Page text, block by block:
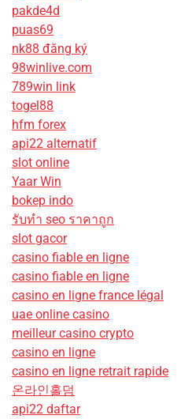
pakde4d
puas69
nk88 đăng ký
98winlive.com
789win link
togel88
hfm forex
api22 alternatif
slot online
Yaar Win
bokep indo
รับทํา seo ราคาถูก
slot gacor
casino fiable en ligne
casino fiable en ligne
casino en ligne france légal
uae online casino
meilleur casino crypto
casino en ligne
casino en ligne retrait rapide
온라인홀덤
api22 daftar